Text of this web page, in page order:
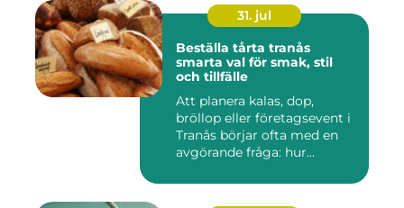
31. jul
Beställa tårta tranås
smarta val för smak, stil
och tillfälle
Att planera kalas, dop,
bröllop eller företagsevent i
Tranås börjar ofta med en
avgörande fråga: hur...